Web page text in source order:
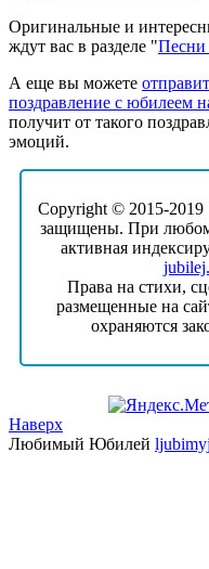
Оригинальные и
ждут вас в разделе "Песни
А еще вы можете
поздравление с юбилеем
получит от такого
эмоций.
Copyright © 2015-
защищены. При любом
активная
Права на стихи,
размещенные на
охраняются
Наверх
Любимый Юбилей